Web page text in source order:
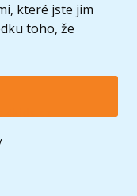
které jste jim
toho, že
společnosti LEGO Group. ©